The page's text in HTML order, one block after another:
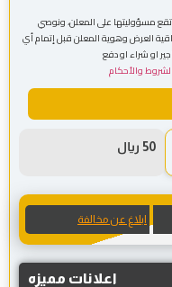
تقع مسؤوليتها على المعلن، ونوصي
العرض وهوية المعلن قبل إتمام أي
او شراء او دفع
والأحكام
50 ريال
ابلاغ عن مخالفة
اعلانات مميزه